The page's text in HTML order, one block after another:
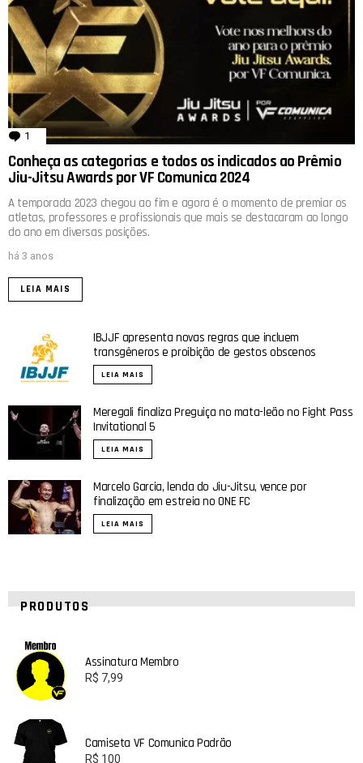
1 comentário
Conheça as categorias e todos os indicados ao Prêmio
Jiu-Jitsu Awards por VF Comunica 2024
A temporada 2023 chegou ao fim e agora é o momento de premiar os
atletas, professores e profissionais que mais se destacaram ao longo
do ano em diversas posições.
há 3 anos
LEIA MAIS
IBJJF apresenta novas regras que incluem
transgêneros e proibição de gestos obscenos
LEIA MAIS
Meregali finaliza Preguiça no mata-leão no Fight Pass
Invitational 5
LEIA MAIS
Marcelo Garcia, lenda do Jiu-Jitsu, vence por
finalização em estreia no ONE FC
LEIA MAIS
PRODUTOS
Assinatura Membro
R$ 7,99
Camiseta VF Comunica Padrão
R$ 100